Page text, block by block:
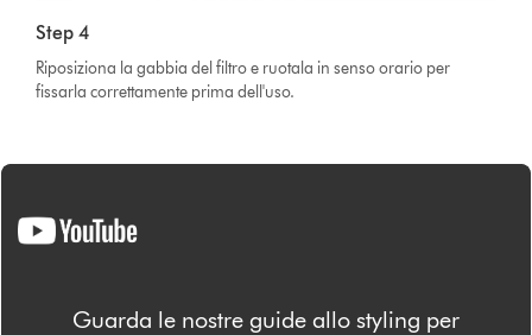
Step 4
Riposiziona la gabbia del filtro e ruotala in senso orario per
fissarla correttamente prima dell'uso.
Guarda le nostre guide allo styling per